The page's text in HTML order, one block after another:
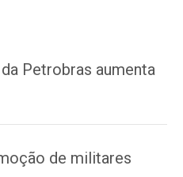
Petrobras aumenta
de militares